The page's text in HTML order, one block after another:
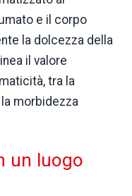
e il corpo
la dolcezza della
il valore
tra la
morbidezza
un luogo